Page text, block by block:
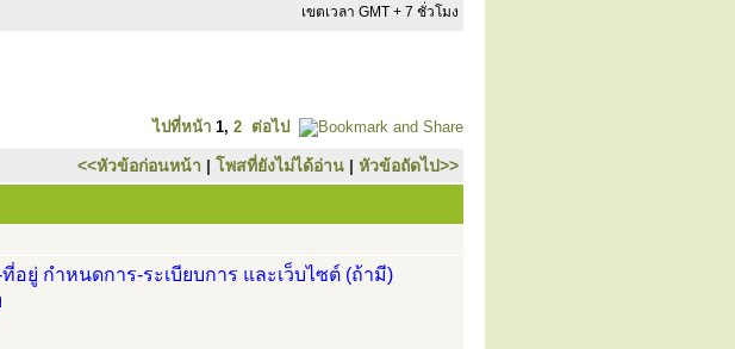
เขตเวลา GMT + 7 ชั่วโมง
ไปที่หน้า 1, 2 ต่อไป
<<หัวข้อก่อนหน้า | โพสที่ยังไม่ได้อ่าน | หัวข้อถัดไป>>
ยู่ กำหนดการ-ระเบียบการ และเว็บไซต์ (ถ้ามี)